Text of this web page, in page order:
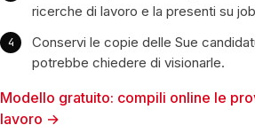
ricerche di lavoro e la presenti su
Conservi le copie delle Sue
potrebbe chiedere di visionarle.
Modello gratuito: compili online le
lavoro →